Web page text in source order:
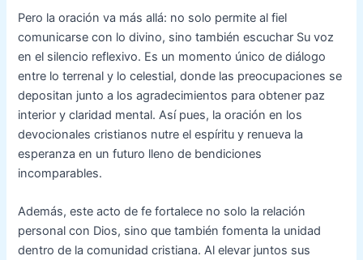
Pero la oración va más allá: no solo permite al fiel
comunicarse con lo divino, sino también escuchar Su voz
en el silencio reflexivo. Es un momento único de diálogo
entre lo terrenal y lo celestial, donde las preocupaciones se
depositan junto a los agradecimientos para obtener paz
interior y claridad mental. Así pues, la oración en los
devocionales cristianos nutre el espíritu y renueva la
esperanza en un futuro lleno de bendiciones
incomparables.
Además, este acto de fe fortalece no solo la relación
personal con Dios, sino que también fomenta la unidad
dentro de la comunidad cristiana. Al elevar juntos sus